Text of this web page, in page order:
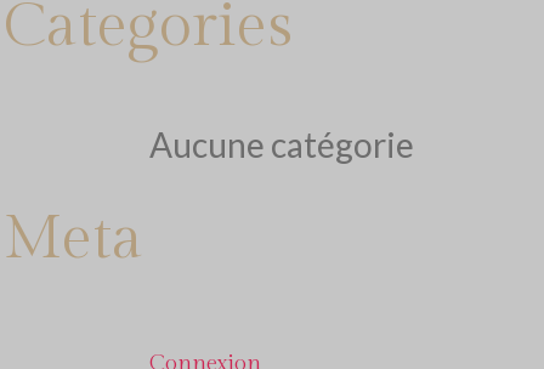
Categories
Aucune catégorie
Meta
Connexion